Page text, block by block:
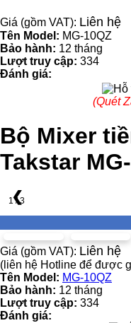
Giá (gồm VAT): Liên hệ
Tên Model: MG-10QZ
Bảo hành: 12 tháng
Lượt truy cập: 334
Đánh giá:
(Quét
Bộ Mixer
Takstar
1 / 3
❮
Giá (gồm VAT): Liên hệ
(liên hệ Hotline để được
Tên Model: MG-10QZ
Bảo hành: 12 tháng
Lượt truy cập: 334
Đánh giá: